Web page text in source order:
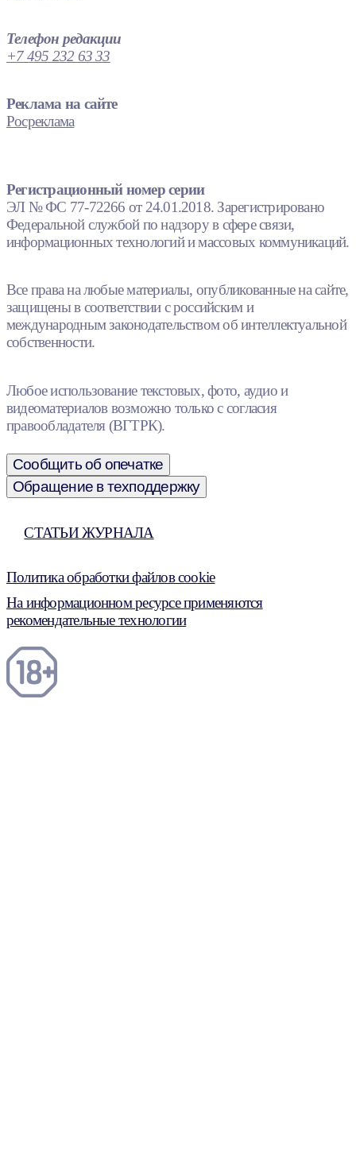
Телефон редакции
+7 495 232 63 33
Реклама на сайте
Росреклама
Регистрационный номер серии
ЭЛ № ФС 77-72266 от 24.01.2018. Зарегистрировано
Федеральной службой по надзору в сфере связи,
информационных технологий и массовых коммуникаций.
Все права на любые материалы, опубликованные на сайте,
защищены в соответствии с российским и
международным законодательством об интеллектуальной
собственности.
Любое использование текстовых, фото, аудио и
видеоматериалов возможно только с согласия
правообладателя (ВГТРК).
Сообщить об опечатке
Обращение в техподдержку
СТАТЬИ ЖУРНАЛА
Политика обработки файлов cookie
На информационном ресурсе применяются
рекомендательные технологии